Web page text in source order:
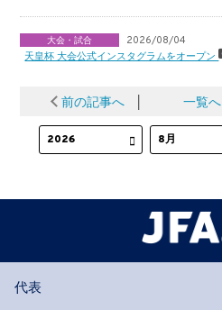
大会・試合 2026/08/04
天皇杯 大会公式インスタグラムをオープン
前の記事へ │ 一覧へ
代表